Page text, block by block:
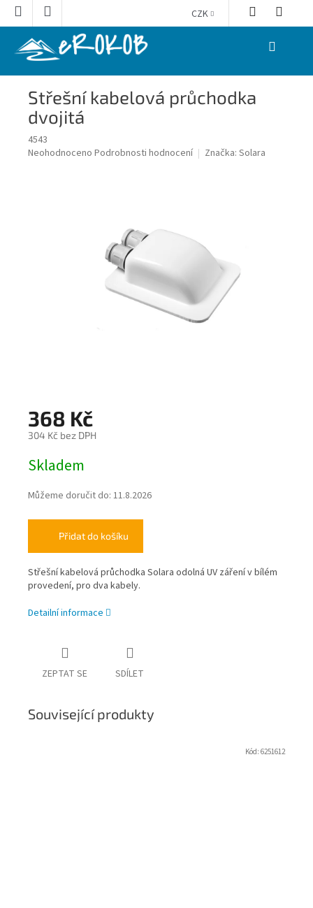
Přejít
CZK
NÁKUPNÍ
Střešní kabelová průchodka
dvojitá
4543
Průměrné
Neohodnoceno Podrobnosti hodnocení Značka: Solara
368 Kč
304 Kč bez DPH
cena:
Skladem
Můžeme doručit do: 11.8.2026
Přidat do košíku
Střešní kabelová průchodka Solara odolná UV záření v bílém
provedení, pro dva kabely.
Detailní informace
ZEPTAT SE SDÍLET
Související produkty
Kód: 6251612